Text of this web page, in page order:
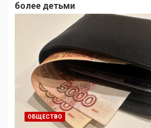
более детьми
ОБЩЕСТВО